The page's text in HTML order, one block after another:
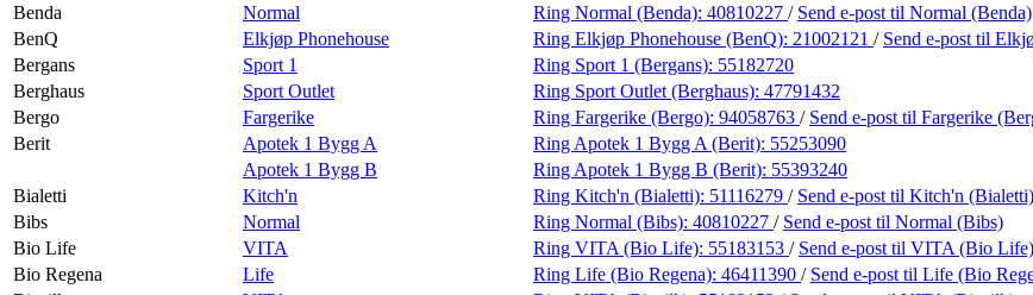
Benda
Normal Ring Normal (Benda): 40810227 / Send e-post til Normal (Benda)
BenQ
Elkjøp Phonehouse Ring Elkjøp Phonehouse (BenQ): 21002121 / Send e-post til
Bergans
Sport 1 Ring Sport 1 (Bergans): 55182720
Berghaus
Sport Outlet Ring Sport Outlet (Berghaus): 47791432
Bergo
Fargerike Ring Fargerike (Bergo): 94058763 / Send e-post til Fargerike
Berit
Apotek 1 Bygg A Ring Apotek 1 Bygg A (Berit): 55253090
Apotek 1 Bygg B
Ring Apotek 1 Bygg B (Berit): 55393240
Bialetti
Kitch'n Ring Kitch'n (Bialetti): 51116279 / Send e-post til Kitch'n (Bialetti)
Bibs
Normal Ring Normal (Bibs): 40810227 / Send e-post til Normal (Bibs)
Bio Life
VITA Ring VITA (Bio Life): 55183153 / Send e-post til VITA (Bio Life)
Bio Regena
Life Ring Life (Bio Regena): 46411390 / Send e-post til Life (Bio